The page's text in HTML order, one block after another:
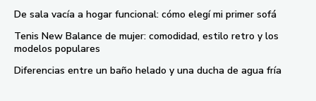
De sala vacía a hogar funcional: cómo elegí mi primer sofá
Tenis New Balance de mujer: comodidad, estilo retro y los
modelos populares
Diferencias entre un baño helado y una ducha de agua fría